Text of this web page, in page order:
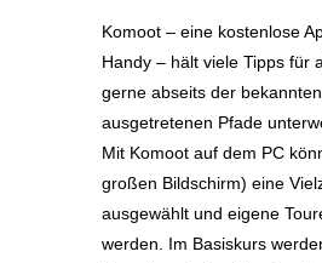
Komoot – eine kostenlose
Handy – hält viele Tipps für
gerne abseits der
ausgetretenen Pfade
Mit Komoot auf dem PC
großen Bildschirm) eine
ausgewählt und eigene
werden. Im Basiskurs